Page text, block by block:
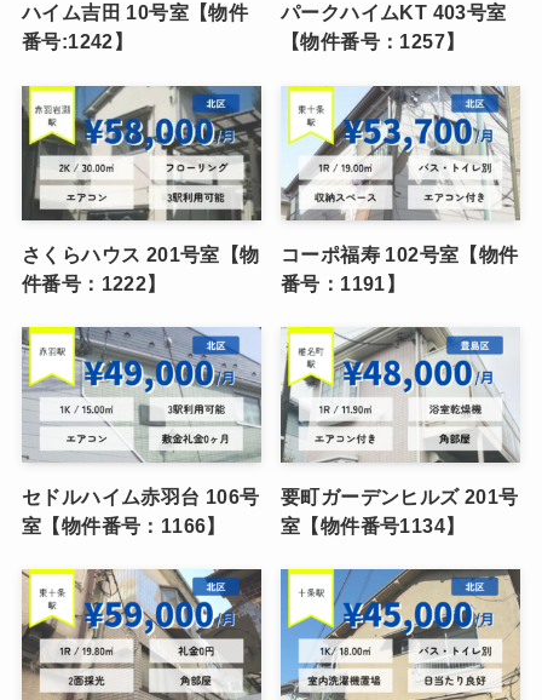
ハイム吉田 10号室【物件
番号:1242】
パークハイムKT 403号室
【物件番号：1257】
さくらハウス 201号室【物
件番号：1222】
コーポ福寿 102号室【物件
番号：1191】
セドルハイム赤羽台 106号
室【物件番号：1166】
要町ガーデンヒルズ 201号
室【物件番号1134】